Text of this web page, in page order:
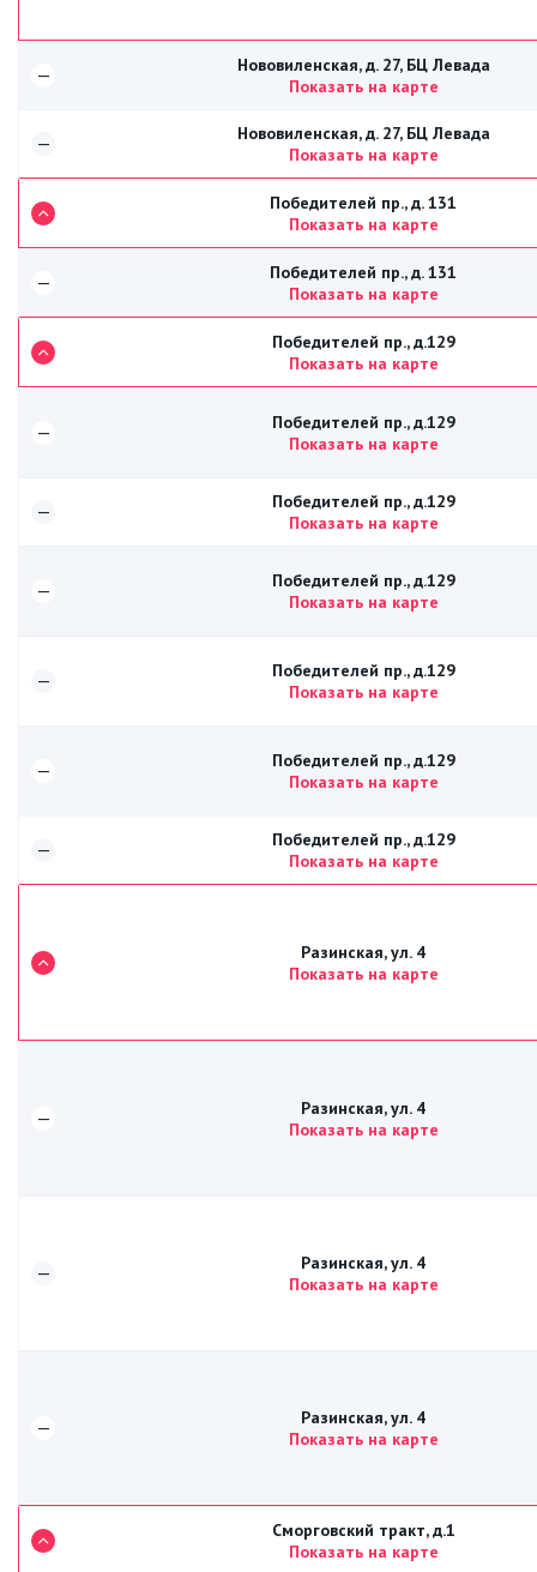
—
Нововиленская, д. 27, БЦ Левада
Показать на карте
—
Нововиленская, д. 27, БЦ Левада
Показать на карте
Победителей пр., д. 131
Показать на карте
—
Победителей пр., д. 131
Показать на карте
Победителей пр., д.129
Показать на карте
—
Победителей пр., д.129
Показать на карте
—
Победителей пр., д.129
Показать на карте
—
Победителей пр., д.129
Показать на карте
—
Победителей пр., д.129
Показать на карте
—
Победителей пр., д.129
Показать на карте
—
Победителей пр., д.129
Показать на карте
Разинская, ул. 4
Показать на карте
—
Разинская, ул. 4
Показать на карте
—
Разинская, ул. 4
Показать на карте
—
Разинская, ул. 4
Показать на карте
Сморговский тракт, д.1
Показать на карте